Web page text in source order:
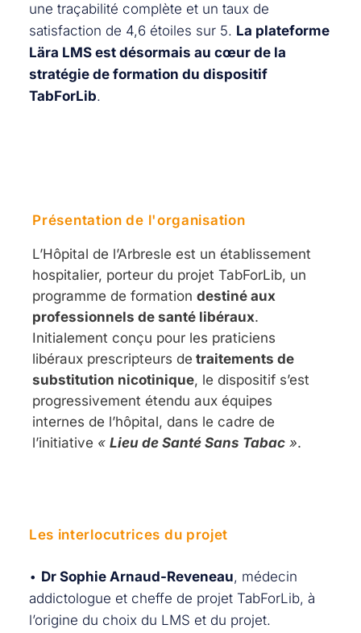
une traçabilité complète et un taux de
satisfaction de 4,6 étoiles sur 5. La plateforme
Lära LMS est désormais au cœur de la
stratégie de formation du dispositif
TabForLib.
Présentation de l'organisation
L’Hôpital de l’Arbresle est un établissement
hospitalier, porteur du projet TabForLib, un
programme de formationdestiné aux
professionnels de santé libéraux.
Initialement conçu pour les praticiens
libéraux prescripteurs de traitements de
substitution nicotinique, le dispositif s’est
progressivement étendu aux équipes
internes de l’hôpital, dans le cadre de
l’initiative «Lieu de Santé Sans Tabac ».
Les interlocutrices du projet
• Dr Sophie Arnaud-Reveneau, médecin
addictologue et cheffe de projet TabForLib, à
l’origine du choix du LMS et du projet.